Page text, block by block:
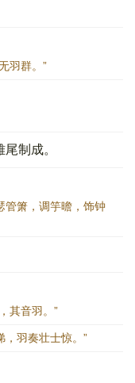
羽群。”
制成。
管箫，调竽曕，饰钟
其音羽。”
，羽奏壮士惊。”